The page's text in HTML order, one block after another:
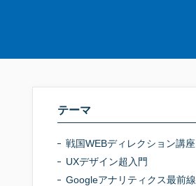
テーマ
戦国WEBディレクション講座
UXデザイン超入門
Googleアナリティクス最前線